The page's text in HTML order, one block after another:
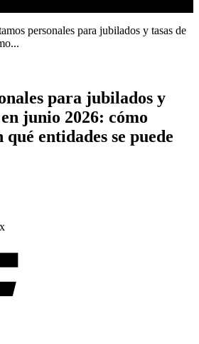
personales para jubilados y tasas de
para jubilados y
junio 2026: cómo
entidades se puede